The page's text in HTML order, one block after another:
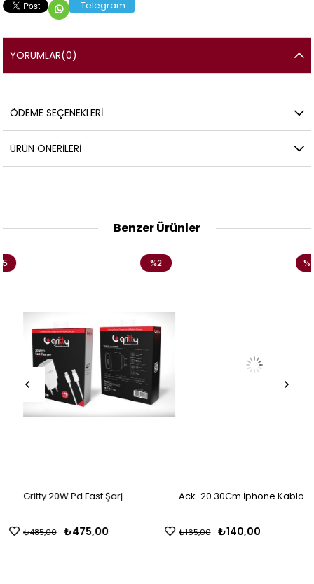
Telegram
YORUMLAR(0)
ÖDEME SEÇENEKLERI
ÜRÜN ÖNERILERI
Benzer Ürünler
Gritty 20W Pd Fast Şarj
₺475,00
₺485,00
%2
Ack-20 30Cm İphone Kablo
₺140,00
₺165,00
%15